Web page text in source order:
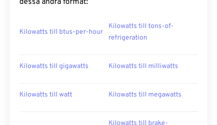
dessa andra format:
Kilowatts till btus-per-hour
Kilowatts till tons-of-
refrigeration
Kilowatts till gigawatts Kilowatts till milliwatts
Kilowatts till watt Kilowatts till megawatts
Kilowatts till brake-